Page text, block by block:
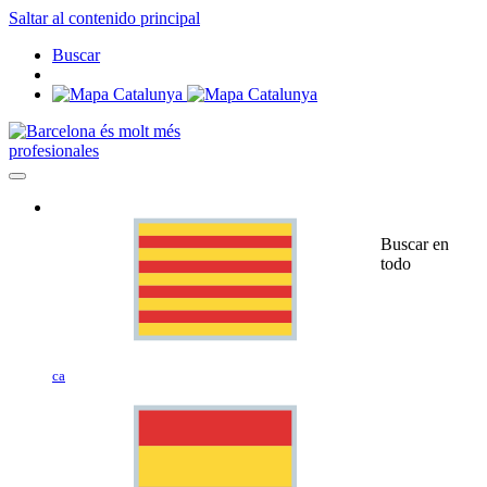
Saltar al contenido principal
Buscar
profesionales
ca
Buscar en
todo